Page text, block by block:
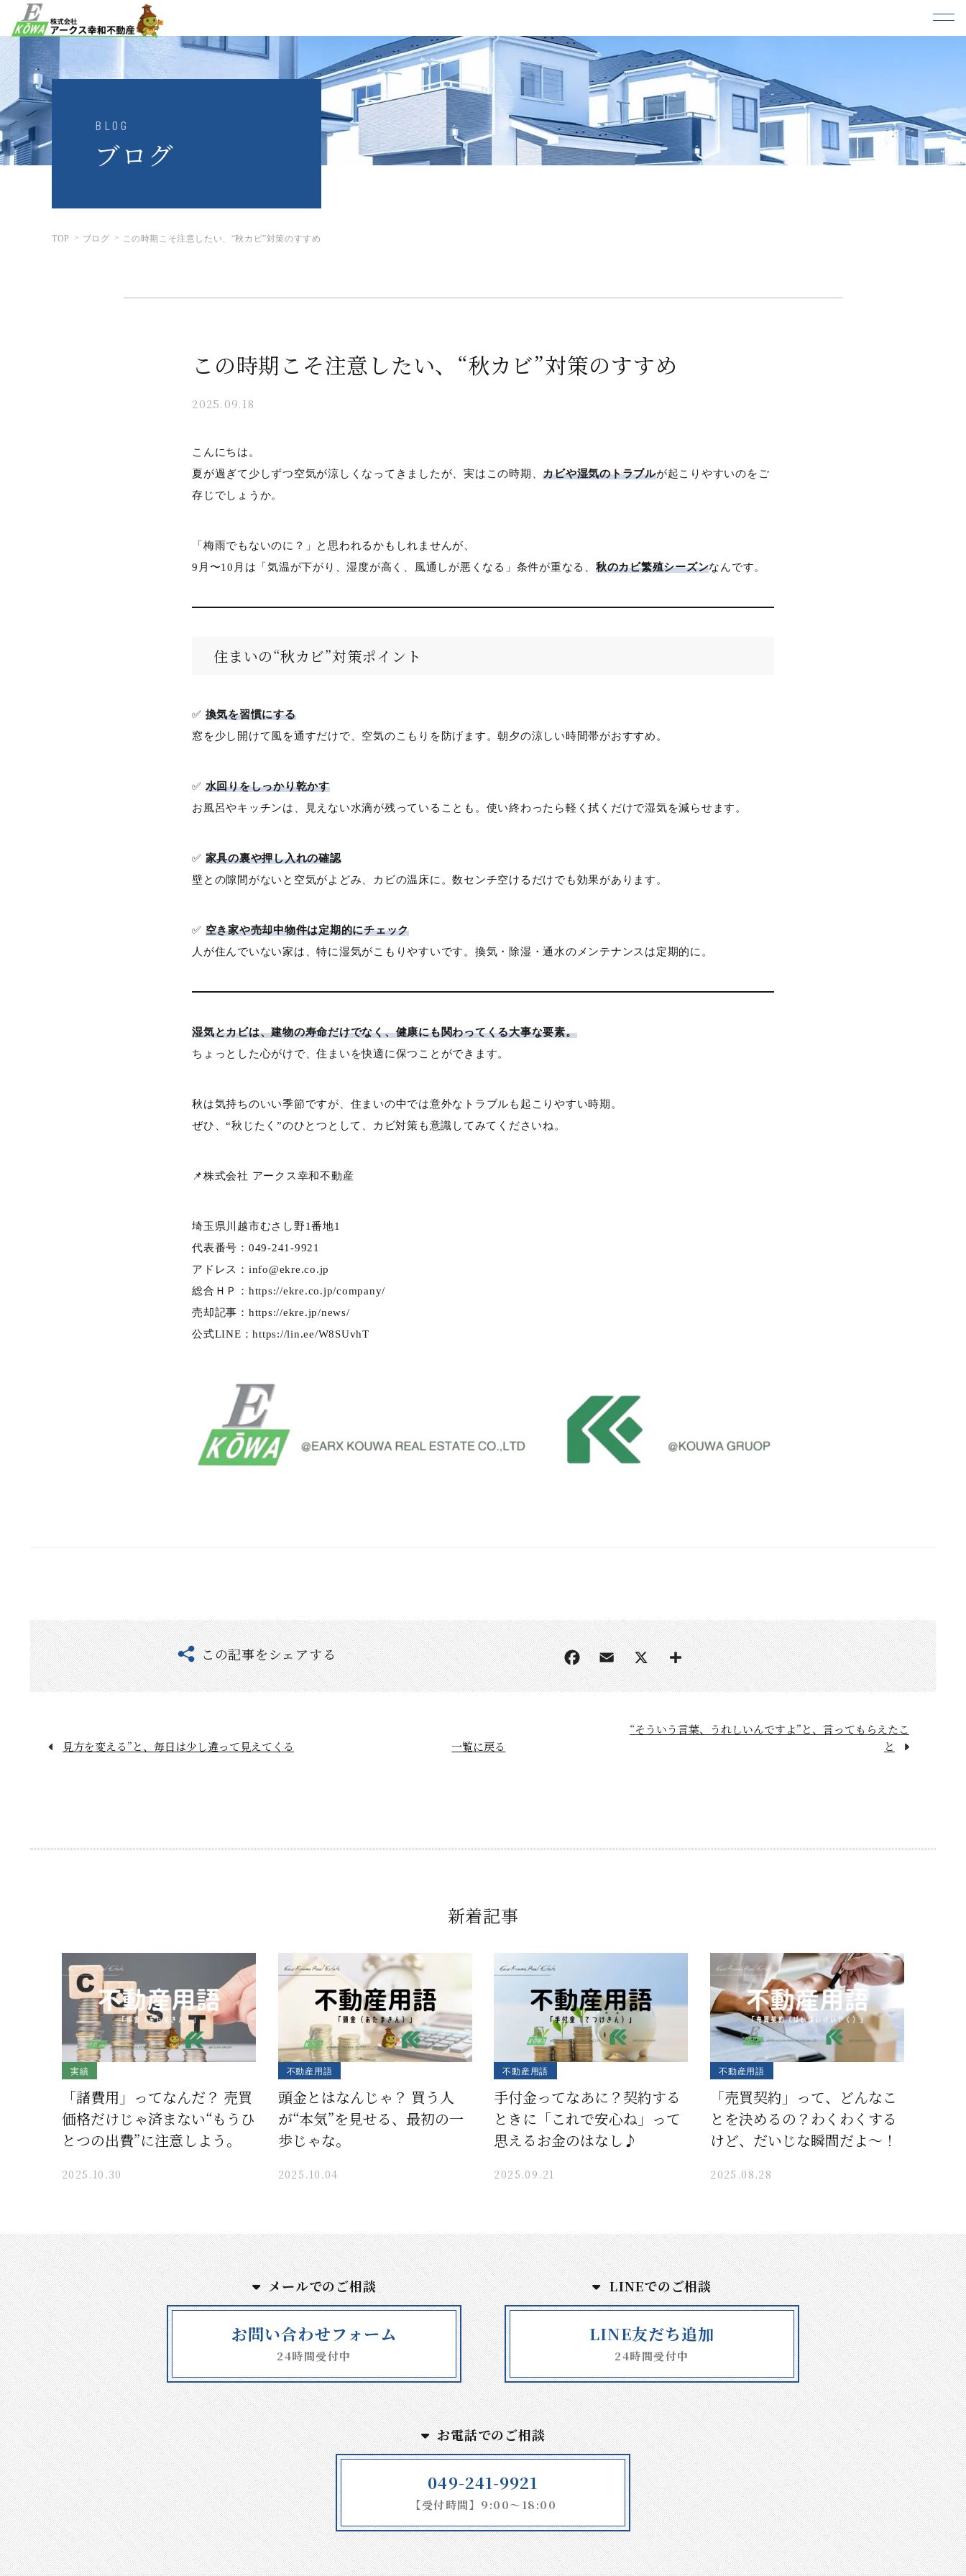
BLOG
ブログ
TOP ブログ この時期こそ注意したい、“秋カビ”対策のすすめ
この時期こそ注意したい、“秋カビ”対策のすすめ
2025.09.18
こんにちは。
夏が過ぎて少しずつ空気が涼しくなってきましたが、実はこの時期、カビや湿気のトラブルが起こりやすいのをご
存じでしょうか。
「梅雨でもないのに？」と思われるかもしれませんが、
9月〜10月は「気温が下がり、湿度が高く、風通しが悪くなる」条件が重なる、 秋のカビ繁殖シーズンなんです。
住まいの“秋カビ”対策ポイント
✅ 換気を習慣にする
窓を少し開けて風を通すだけで、空気のこもりを防げます。朝夕の涼しい時間帯がおすすめ。
✅ 水回りをしっかり乾かす
お風呂やキッチンは、見えない水滴が残っていることも。使い終わったら軽く拭くだけで湿気を減らせます。
✅ 家具の裏や押し入れの確認
壁との隙間がないと空気がよどみ、カビの温床に。数センチ空けるだけでも効果があります。
✅ 空き家や売却中物件は定期的にチェック
人が住んでいない家は、特に湿気がこもりやすいです。換気・除湿・通水のメンテナンスは定期的に。
湿気とカビは、建物の寿命だけでなく、健康にも関わってくる大事な要素。
ちょっとした心がけで、住まいを快適に保つことができます。
秋は気持ちのいい季節ですが、住まいの中では意外なトラブルも起こりやすい時期。
ぜひ、“秋じたく”のひとつとして、カビ対策も意識してみてくださいね。
📌株式会社 アークス幸和不動産
埼玉県川越市むさし野1番地1
代表番号：049-241-9921
アドレス： info@ekre.co.jp
総合ＨＰ： https://ekre.co.jp/company/
売却記事： https://ekre.jp/news/
公式LINE：https://lin.ee/W8SUvhT
この記事をシェアする
見方を変える”と、毎日は少し違って見えてくる 一覧に戻る
“そういう言葉、うれしいんですよ”と、言ってもらえたこ
と
新着記事
実績
「諸費用」ってなんだ？ 売買
価格だけじゃ済まない“もうひ
とつの出費”に注意しよう。
2025.10.30
不動産用語
頭金とはなんじゃ？ 買う人
が“本気”を見せる、最初の一
歩じゃな。
2025.10.04
不動産用語
手付金ってなあに？契約する
ときに「これで安心ね」って
思えるお金のはなし♪
2025.09.21
不動産用語
「売買契約」って、どんなこ
とを決めるの？わくわくする
けど、だいじな瞬間だよ〜！
2025.08.28
メールでのご相談
お問い合わせフォーム
24時間受付中
LINEでのご相談
LINE友だち追加
24時間受付中
お電話でのご相談
049-241-9921
【受付時間】9:00～18:00